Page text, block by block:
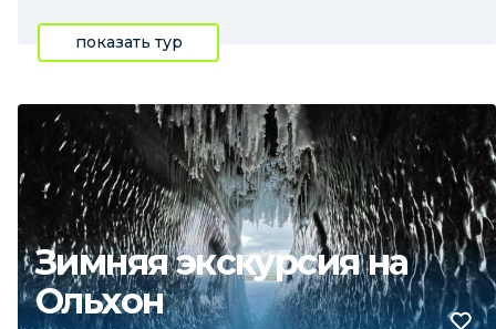
показать тур
Зимняя экскурсия на
Ольхон